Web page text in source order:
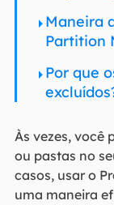
Maneira
Partition
Por que
Às vezes, você
ou pastas no
casos, usar o
uma maneira